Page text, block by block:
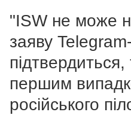
"ISW не може
заяву
першим
російського